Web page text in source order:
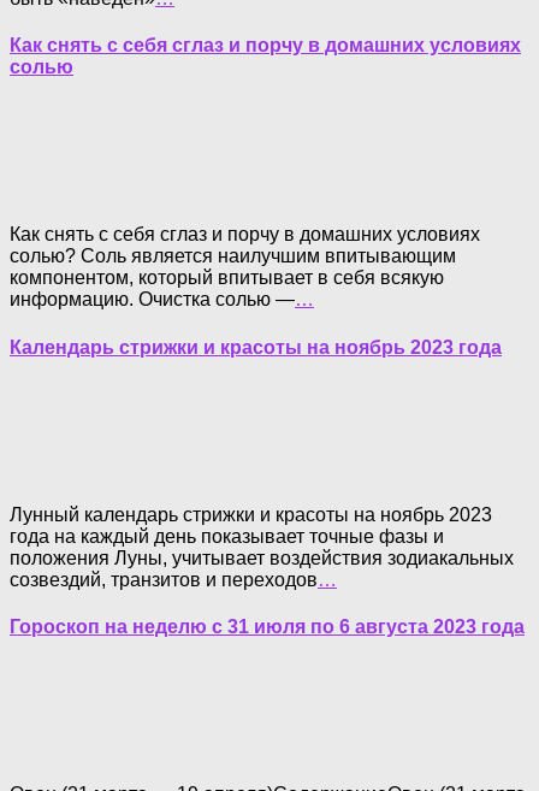
Как снять с себя сглаз и порчу в домашних условиях
солью
Как снять с себя сглаз и порчу в домашних условиях
солью? Соль является наилучшим впитывающим
компонентом, который впитывает в себя всякую
информацию. Очистка солью —…
Календарь стрижки и красоты на ноябрь 2023 года
Лунный календарь стрижки и красоты на ноябрь 2023
года на каждый день показывает точные фазы и
положения Луны, учитывает воздействия зодиакальных
созвездий, транзитов и переходов…
Гороскоп на неделю с 31 июля по 6 августа 2023 года